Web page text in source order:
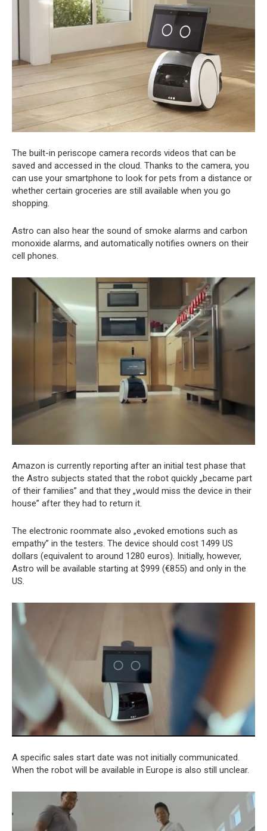
The built-in periscope camera records videos that can be
saved and accessed in the cloud. Thanks to the camera, you
can use your smartphone to look for pets from a distance or
whether certain groceries are still available when you go
shopping.
Astro can also hear the sound of smoke alarms and carbon
monoxide alarms, and automatically notifies owners on their
cell phones.
Amazon is currently reporting after an initial test phase that
the Astro subjects stated that the robot quickly „became part
of their families” and that they „would miss the device in their
house” after they had to return it.
The electronic roommate also „evoked emotions such as
empathy” in the testers. The device should cost 1499 US
dollars (equivalent to around 1280 euros). Initially, however,
Astro will be available starting at $999 (€855) and only in the
US.
A specific sales start date was not initially communicated.
When the robot will be available in Europe is also still unclear.